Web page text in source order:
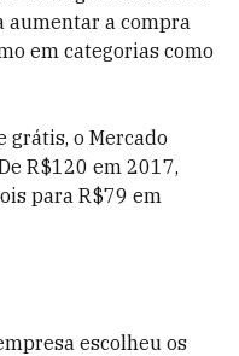
aumentar a compra
em categorias como
grátis, o Mercado
R$120 em 2017,
para R$79 em
escolheu os